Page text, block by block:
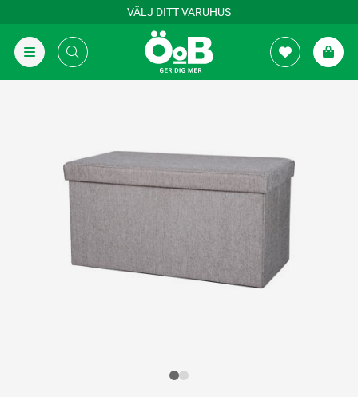
VÄLJ DITT VARUHUS